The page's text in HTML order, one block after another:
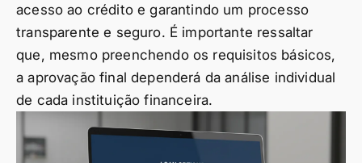
acesso ao crédito e garantindo um processo
transparente e seguro. É importante ressaltar
que, mesmo preenchendo os requisitos básicos,
a aprovação final dependerá da análise individual
de cada instituição financeira.